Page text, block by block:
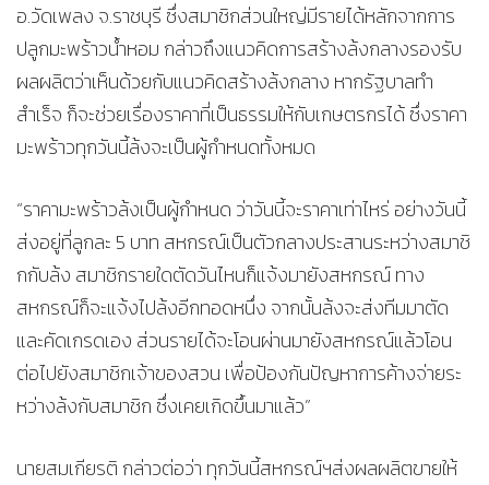
อ.วัดเพลง จ.ราชบุรี ซึ่งสมาชิกส่วนใหญ่มีรายได้หลักจากการ
ปลูกมะพร้าวน้ำหอม กล่าวถึงแนวคิดการสร้างล้งกลางรองรับ
ผลผลิตว่าเห็นด้วยกับแนวคิดสร้างล้งกลาง หากรัฐบาลทำ
สำเร็จ ก็จะช่วยเรื่องราคาที่เป็นธรรมให้กับเกษตรกรได้ ซึ่งราคา
มะพร้าวทุกวันนี้ล้งจะเป็นผู้กำหนดทั้งหมด
“ราคามะพร้าวล้งเป็นผู้กำหนด ว่าวันนี้จะราคาเท่าไหร่ อย่างวันนี้
ส่งอยู่ที่ลูกละ 5 บาท สหกรณ์เป็นตัวกลางประสานระหว่างสมาชิ
กกับล้ง สมาชิกรายใดตัดวันไหนก็แจ้งมายังสหกรณ์ ทาง
สหกรณ์ก็จะแจ้งไปล้งอีกทอดหนึ่ง จากนั้นล้งจะส่งทีมมาตัด
และคัดเกรดเอง ส่วนรายได้จะโอนผ่านมายังสหกรณ์แล้วโอน
ต่อไปยังสมาชิกเจ้าของสวน เพื่อป้องกันปัญหาการค้างจ่ายระ
หว่างล้งกับสมาชิก ซึ่งเคยเกิดขึ้นมาแล้ว”
นายสมเกียรติ กล่าวต่อว่า ทุกวันนี้สหกรณ์ฯส่งผลผลิตขายให้